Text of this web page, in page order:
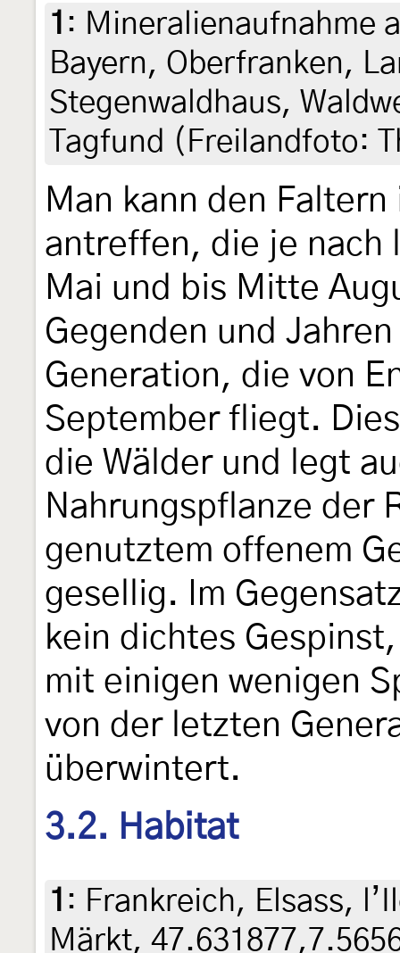
1 : Mineralienaufnahme
Bayern, Oberfranken,
Stegenwaldhaus,
Tagfund (Freilandfoto:
Man kann den
antreffen, die je nach
Mai und bis Mitte
Gegenden und
Generation, die von
September fliegt.
die Wälder und legt
Nahrungspflanze der
genutztem offenem
gesellig. Im
kein dichtes
mit einigen wenigen
von der letzten
überwintert.
3.2. Habitat
1 : Frankreich, Elsass,
Märkt,